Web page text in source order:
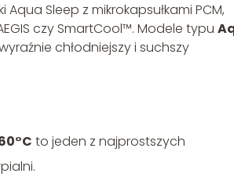
Sleep z mikrokapsułkami PCM,
czy SmartCool™. Modele typu
chłodniejszy i suchszy
to jeden z najprostszych